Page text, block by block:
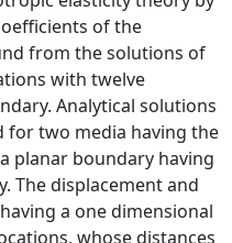
of the
from the solutions of
with twelve
Analytical solutions
for two media having the
planar boundary having
The displacement and
a one dimensional
whose distances